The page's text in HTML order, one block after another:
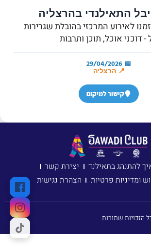
התאילנדי בהרצליה
לאירוע המרכזי בהובלת שגרירות
דוכני אוכל, תוכן ותרבות
📅 29/04/2026
📍 הרצליה
קישור למיקום
להתנהג בתאילנד
יצירת קשר
ומדיניות פרטיות
הצהרת נגישות